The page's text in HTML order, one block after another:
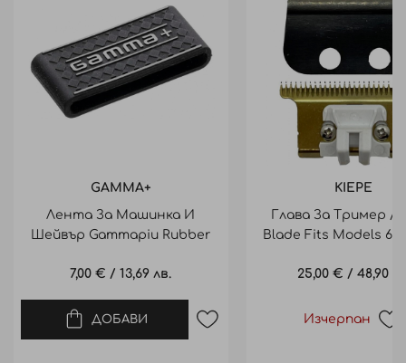
GAMMA+
Лента За Машинка И
Шейвър Gammapiu Rubber
7,00 € /13,69 лв.
ДОБАВИ
KIEPE
Глава За Тример /
Blade Fits Models
25,00 € / 48,90
Изчерпан